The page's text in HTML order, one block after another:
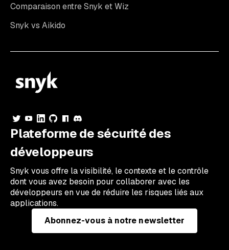
Comparaison entre Snyk et Wiz
Snyk vs Aikido
Plateforme de sécurité des
développeurs
Snyk vous offre la visibilité, le contexte et le contrôle
dont vous avez besoin pour collaborer avec les
développeurs en vue de réduire les risques liés aux
applications.
Abonnez-vous à notre newsletter